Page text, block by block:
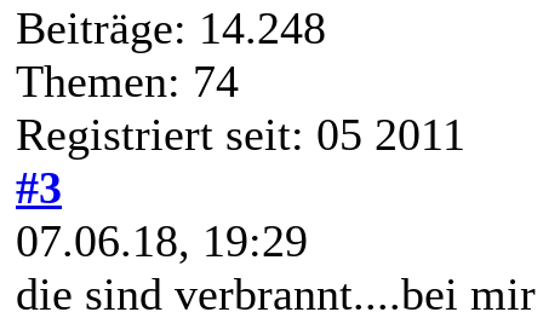
Beiträge: 14.248
Themen: 74
Registriert seit: 05 2011
#3
07.06.18, 19:29
die sind verbrannt....bei